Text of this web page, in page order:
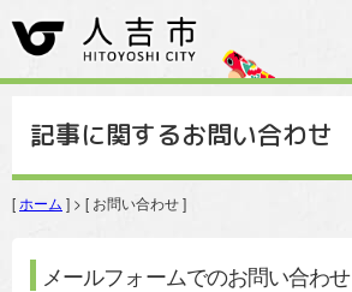
記事に関するお問い合わせ
[ ホーム ] > [ お問い合わせ ]
メールフォームでのお問い合わせ